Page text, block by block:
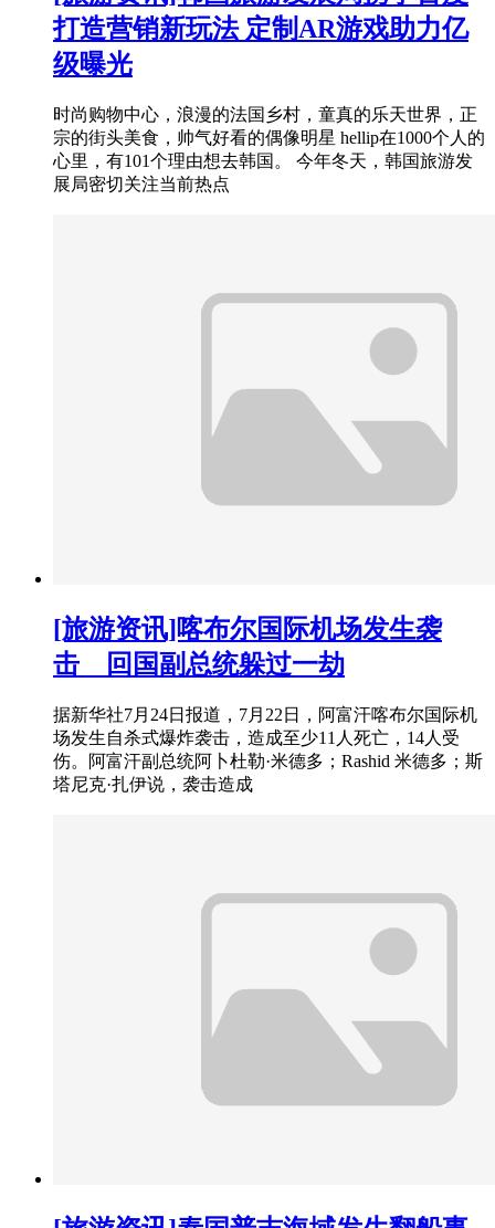
打造营销新玩法 定制AR游戏助力亿
级曝光
时尚购物中心，浪漫的法国乡村，童真的乐天世界，正
宗的街头美食，帅气好看的偶像明星 hellip在1000个人的
心里，有101个理由想去韩国。 今年冬天，韩国旅游发
展局密切关注当前热点
[旅游资讯]喀布尔国际机场发生袭
击 回国副总统躲过一劫
据新华社7月24日报道，7月22日，阿富汗喀布尔国际机
场发生自杀式爆炸袭击，造成至少11人死亡，14人受
伤。阿富汗副总统阿卜杜勒·米德多；Rashid 米德多；斯
塔尼克·扎伊说，袭击造成